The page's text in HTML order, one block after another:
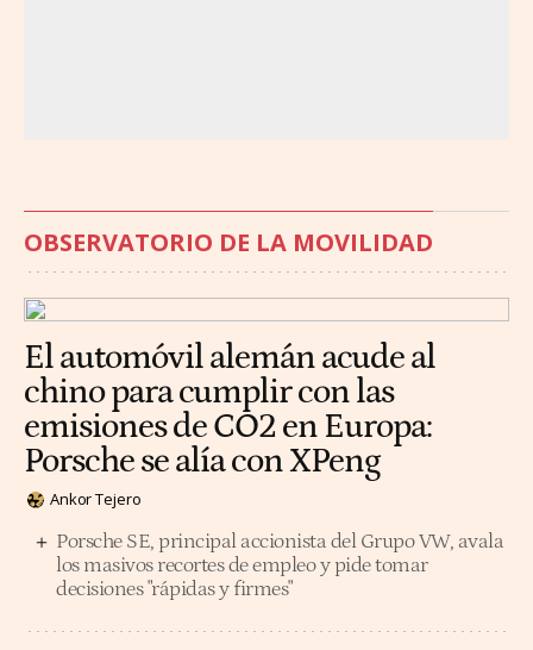
OBSERVATORIO DE LA MOVILIDAD
El automóvil alemán acude al
chino para cumplir con las
emisiones de CO2 en Europa:
Porsche se alía con XPeng
Ankor Tejero
Porsche SE, principal accionista del Grupo VW, avala
los masivos recortes de empleo y pide tomar
decisiones "rápidas y firmes"